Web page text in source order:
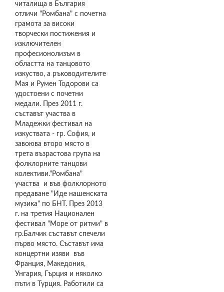
читалища в България
отличи "Ромбана" с почетна
грамота за високи
творчески постижения и
изключителен
професионолизъм в
областта на танцовото
изкуство, а ръководителите
Мая и Румен Тодорови са
удостоени с почетни
медали. През 2011 г.
съставът участва в
Младежки фестивал на
изкуствата - гр. София, и
завоюва второ място в
трета възрастова група на
фолклорните танцови
колективи."Ромбана"
участва и във фолклорното
предаване "Иде нашенската
музика" по БНТ. През 2013
г. на третия Национален
фестивал "Море от ритми" в
гр.Балчик съставът спечели
първо място. Съставът има
концертни изяви във
Франция, Македония,
Унгария, Гърция и няколко
пъти в Турция. Работили са